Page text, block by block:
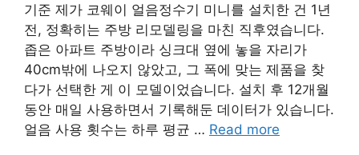
기준 제가 코웨이 얼음정수기 미니를 설치한 건 1년
전, 정확히는 주방 리모델링을 마친 직후였습니다.
좁은 아파트 주방이라 싱크대 옆에 놓을 자리가
40cm밖에 나오지 않았고, 그 폭에 맞는 제품을 찾
다가 선택한 게 이 모델이었습니다. 설치 후 12개월
동안 매일 사용하면서 기록해둔 데이터가 있습니다.
얼음 사용 횟수는 하루 평균 … Read more